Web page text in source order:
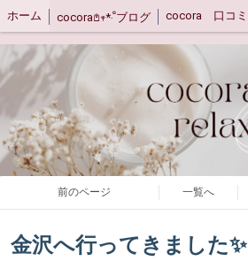
ホーム cocora𖤘𖥧*‧ﹾブログ cocora 口コミ
キャンセルポリシー ご案内 アクセス
前のページ 一覧へ
金沢へ行ってきました✨